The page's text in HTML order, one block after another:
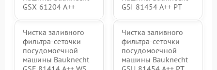
GSX 61204 A++
GSI 81454 A++ PT
Чистка заливного
фильтра-сеточки
посудомоечной
машины Bauknecht
Чистка заливного
фильтра-сеточки
посудомоечной
машины Bauknecht